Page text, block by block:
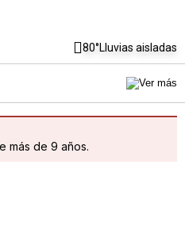
80°Lluvias aisladas
más de 9 años.